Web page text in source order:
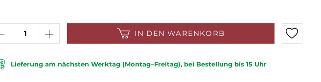
IN DEN WARENKORB
Lieferung am nächsten Werktag (Montag–Freitag), bei Bestellung bis 15 Uhr